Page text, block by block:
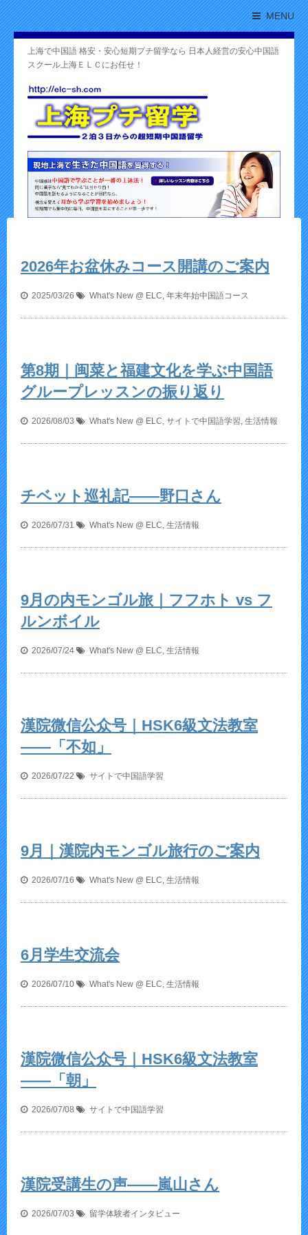
MENU
上海で中国語 格安・安心短期プチ留学なら 日本人経営の安心中国語
スクール上海ＥＬＣにお任せ！
2026年お盆休みコース開講のご案内
2025/03/26 What's New @ ELC 年末年始中国語コース
第8期｜闽菜と福建文化を学ぶ中国語
グループレッスンの振り返り
2026/08/03 What's New @ ELC サイトで中国語学習 生活情報
チベット巡礼記——野口さん
2026/07/31 What's New @ ELC 生活情報
9月の内モンゴル旅｜フフホト vs フ
ルンボイル
2026/07/24 What's New @ ELC 生活情報
漢院微信公众号｜HSK6級文法教室
——「不如」
2026/07/22 サイトで中国語学習
9月｜漢院内モンゴル旅行のご案内
2026/07/16 What's New @ ELC 生活情報
6月学生交流会
2026/07/10 What's New @ ELC 生活情報
漢院微信公众号｜HSK6級文法教室
——「朝」
2026/07/08 サイトで中国語学習
漢院受講生の声——嵐山さん
2026/07/03 留学体験者インタビュー